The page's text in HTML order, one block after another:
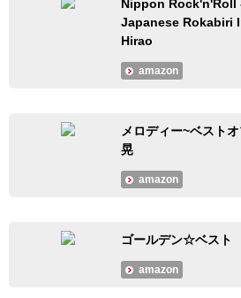
Nippon Rock'n'Roll
Japanese
Hirao
amazon
メロディー~ベスト
晃
amazon
ゴールデン☆ベスト
amazon